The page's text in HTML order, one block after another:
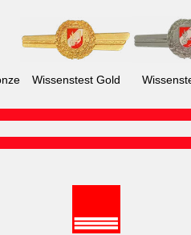
Wissenstest Gold